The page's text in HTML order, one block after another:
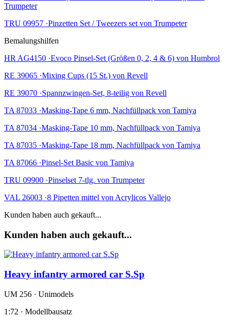
Trumpeter
TRU 09957 ·Pinzetten Set / Tweezers set von Trumpeter
Bemalungshilfen
HR AG4150 ·Evoco Pinsel-Set (Größen 0, 2, 4 & 6) von Humbrol
RE 39065 ·Mixing Cups (15 St.) von Revell
RE 39070 ·Spannzwingen-Set, 8-teilig von Revell
TA 87033 ·Masking-Tape 6 mm, Nachfüllpack von Tamiya
TA 87034 ·Masking-Tape 10 mm, Nachfüllpack von Tamiya
TA 87035 ·Masking-Tape 18 mm, Nachfüllpack von Tamiya
TA 87066 ·Pinsel-Set Basic von Tamiya
TRU 09900 ·Pinselset 7-tlg. von Trumpeter
VAL 26003 ·8 Pipetten mittel von Acrylicos Vallejo
Kunden haben auch gekauft...
Kunden haben auch gekauft...
Heavy infantry armored car S.Sp
UM 256 · Unimodels
1:72 · Modellbausatz